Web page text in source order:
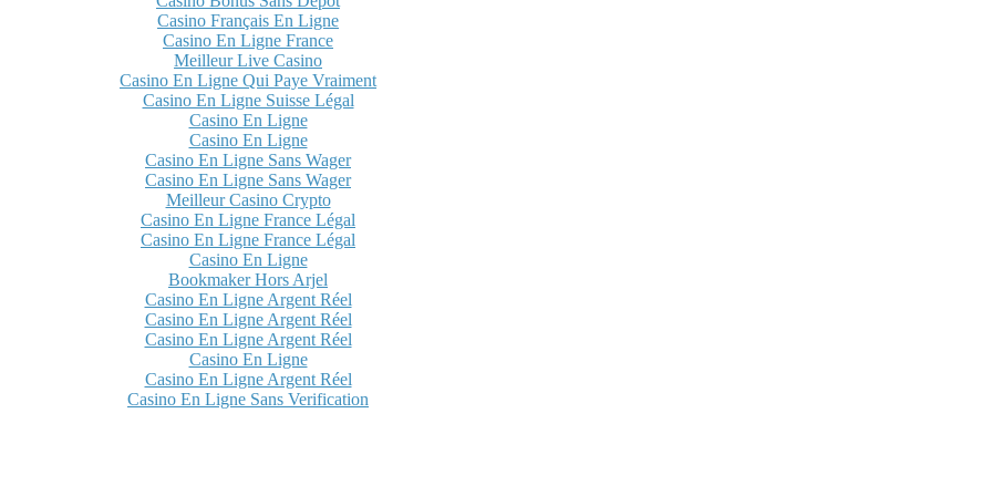
Casino Français En Ligne
Casino En Ligne France
Meilleur Live Casino
Casino En Ligne Qui Paye Vraiment
Casino En Ligne Suisse Légal
Casino En Ligne
Casino En Ligne
Casino En Ligne Sans Wager
Casino En Ligne Sans Wager
Meilleur Casino Crypto
Casino En Ligne France Légal
Casino En Ligne France Légal
Casino En Ligne
Bookmaker Hors Arjel
Casino En Ligne Argent Réel
Casino En Ligne Argent Réel
Casino En Ligne Argent Réel
Casino En Ligne
Casino En Ligne Argent Réel
Casino En Ligne Sans Verification